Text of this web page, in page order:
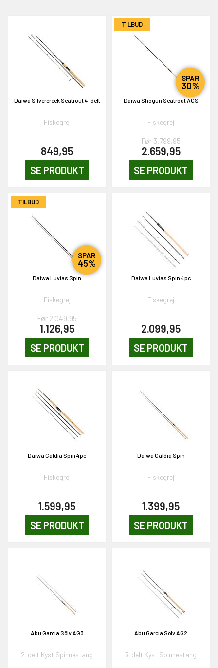
Daiwa Silvercreek Seatrout 4-delt
Fiskegrej
849,95
SE PRODUKT
TILBUD
SPAR
30%
Daiwa Shogun Seatrout AGS
Fiskegrej
Før 3.799,95
2.659,95
SE PRODUKT
TILBUD
SPAR
45%
Daiwa Luvias Spin
Fiskegrej
Før 2.049,95
1.126,95
SE PRODUKT
Daiwa Luvias Spin 4pc
Fiskegrej
2.099,95
SE PRODUKT
Daiwa Caldia Spin 4pc
Fiskegrej
1.599,95
SE PRODUKT
Daiwa Caldia Spin
Fiskegrej
1.399,95
SE PRODUKT
Abu Garcia Sölv AG3
2-delt Kyst Spinnestang
Abu Garcia Sölv AG2
3-delt Kyst Spinnestang
PÅ
DELTAG!
NEJ TAK!